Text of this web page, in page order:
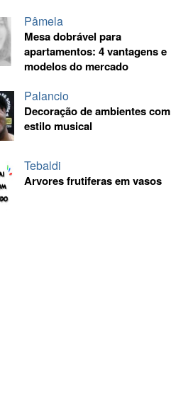
Pâmela
Mesa dobrável para
apartamentos: 4 vantagens e
modelos do mercado
Palancio
Decoração de ambientes com
estilo musical
Tebaldi
Arvores frutiferas em vasos